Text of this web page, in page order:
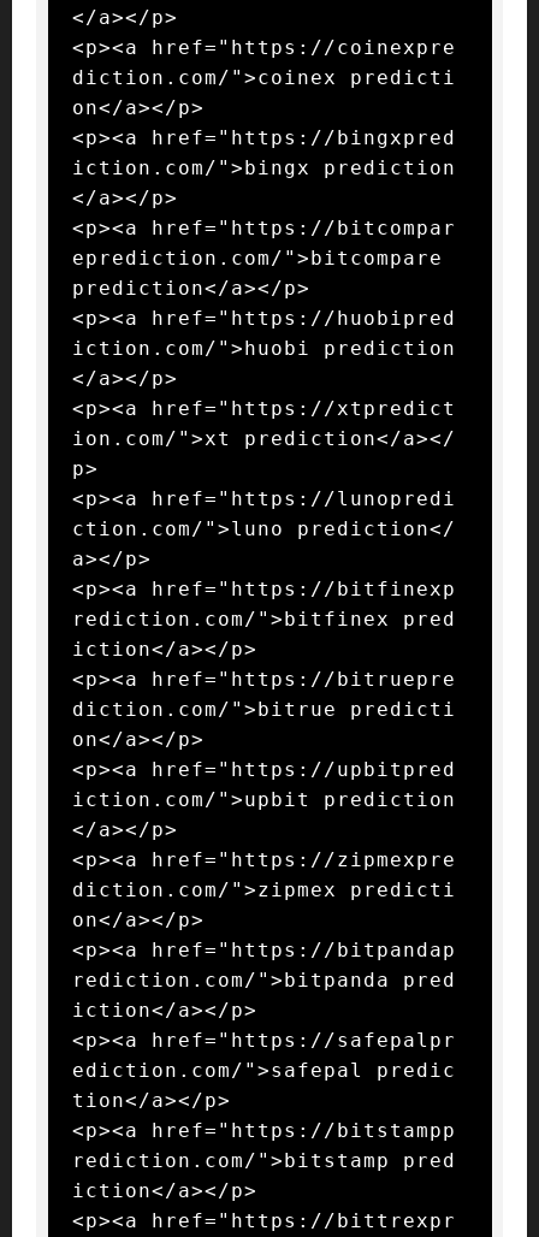
</a></p>
<p><a href="https://coinexpre
diction.com/">coinex predicti
on</a></p>
<p><a href="https://bingxpred
iction.com/">bingx prediction
</a></p>
<p><a href="https://bitcompar
eprediction.com/">bitcompare
prediction</a></p>
<p><a href="https://huobipred
iction.com/">huobi prediction
</a></p>
<p><a href="https://xtpredict
ion.com/">xt prediction</a></
p>
<p><a href="https://lunopredi
ction.com/">luno prediction</
a></p>
<p><a href="https://bitfinexp
rediction.com/">bitfinex pred
iction</a></p>
<p><a href="https://bitruepre
diction.com/">bitrue predicti
on</a></p>
<p><a href="https://upbitpred
iction.com/">upbit prediction
</a></p>
<p><a href="https://zipmexpre
diction.com/">zipmex predicti
on</a></p>
<p><a href="https://bitpandap
rediction.com/">bitpanda pred
iction</a></p>
<p><a href="https://safepalpr
ediction.com/">safepal predic
tion</a></p>
<p><a href="https://bitstampp
rediction.com/">bitstamp pred
iction</a></p>
<p><a href="https://bittrexpr